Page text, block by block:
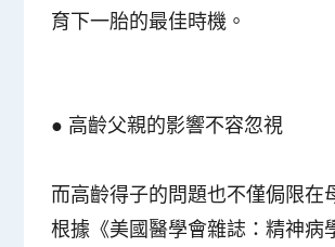
育下一胎的最佳時機。
● 高齡父親的影響不容忽視
而高齡得子的問題也不僅侷限在
根據《美國醫學會雜誌：精神病